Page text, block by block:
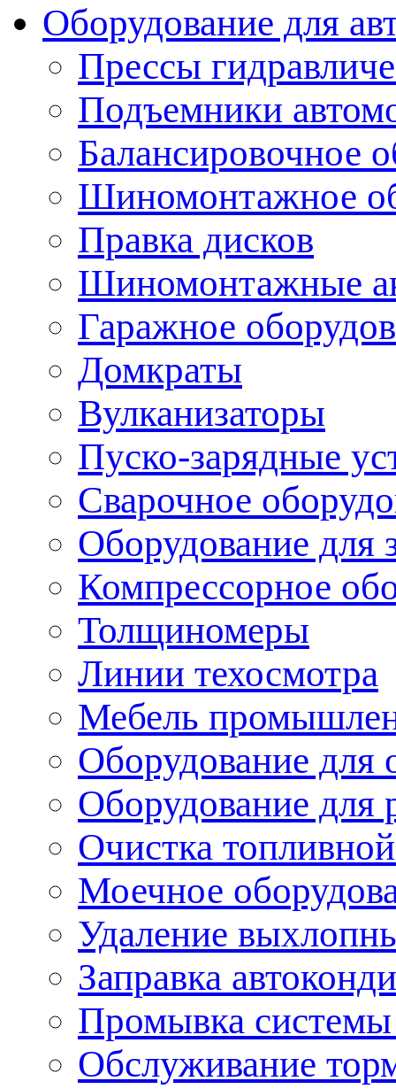
Оборудование для
Прессы
Подъемники
Балансировочное
Шиномонтажное
Правка дисков
Шиномонтажные
Гаражное
Домкраты
Вулканизаторы
Пуско-зарядные
Сварочное
Оборудование для
Компрессорное
Толщиномеры
Линии техосмотра
Мебель
Оборудование для
Оборудование для
Очистка
Моечное
Удаление
Заправка
Промывка
Обслуживание